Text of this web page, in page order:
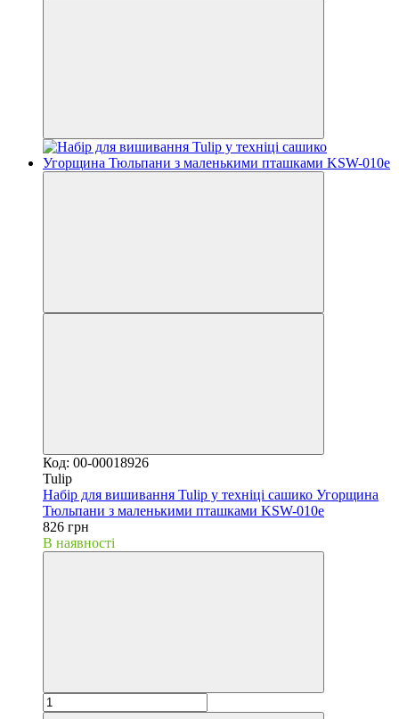
Код: 00-00018926
Tulip
Набір для вишивання Tulip у техніці сашико Угорщина
Тюльпани з маленькими пташками KSW-010e
826 грн
В наявності